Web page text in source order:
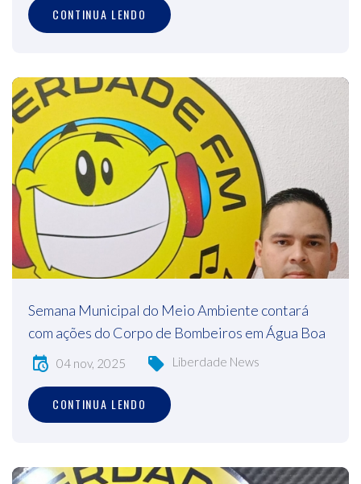
CONTINUA LENDO
Semana Municipal do Meio Ambiente contará
com ações do Corpo de Bombeiros em Água Boa
04 nov, 2025 Liberdade News
CONTINUA LENDO